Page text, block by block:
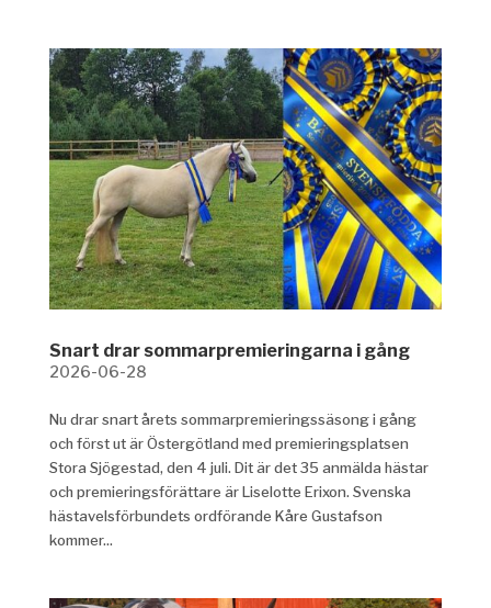
Snart drar sommarpremieringarna i gång
2026-06-28
Nu drar snart årets sommarpremieringssäsong i gång
och först ut är Östergötland med premieringsplatsen
Stora Sjögestad, den 4 juli. Dit är det 35 anmälda hästar
och premieringsförättare är Liselotte Erixon. Svenska
hästavelsförbundets ordförande Kåre Gustafson
kommer...